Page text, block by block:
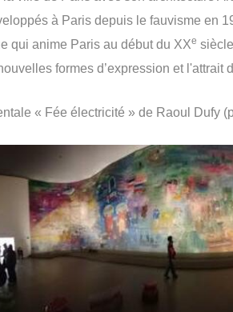
à Paris depuis le fauvisme en
qui anime Paris au début du XXe
formes d’expression et l'attrait
« Fée électricité » de Raoul Dufy